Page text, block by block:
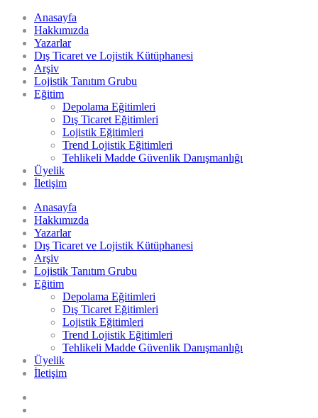
Anasayfa
Hakkımızda
Yazarlar
Dış Ticaret ve Lojistik Kütüphanesi
Arşiv
Lojistik Tanıtım Grubu
Eğitim
Depolama Eğitimleri
Dış Ticaret Eğitimleri
Lojistik Eğitimleri
Trend Lojistik Eğitimleri
Tehlikeli Madde Güvenlik Danışmanlığı
Üyelik
İletişim
Anasayfa
Hakkımızda
Yazarlar
Dış Ticaret ve Lojistik Kütüphanesi
Arşiv
Lojistik Tanıtım Grubu
Eğitim
Depolama Eğitimleri
Dış Ticaret Eğitimleri
Lojistik Eğitimleri
Trend Lojistik Eğitimleri
Tehlikeli Madde Güvenlik Danışmanlığı
Üyelik
İletişim